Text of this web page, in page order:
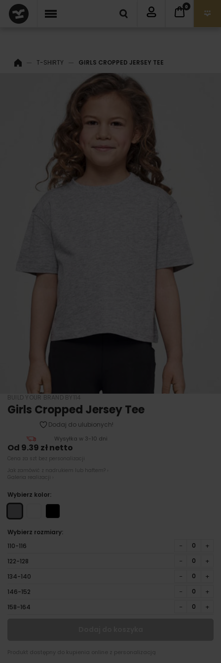
0
T-SHIRTY GIRLS CROPPED JERSEY TEE
BUILD YOUR BRAND BY114
Girls Cropped Jersey Tee
Dodaj do ulubionych!
Wysyłka w 3-10 dni
Od 9.39 zł netto
Cena za szt bez personalizacji
Jak zamówić z nadrukiem lub haftem? ›
Galeria realizacji ›
Wybierz kolor:
Wybierz rozmiary:
110-116
− +
122-128 − +
134-140 − +
146-152 − +
158-164 − +
Produkt dostępny do kupienia online z personalizacją